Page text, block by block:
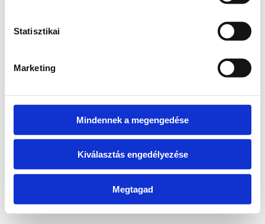
Statisztikai
Marketing
Mindennek a megengedése
Kiválasztás engedélyezése
Megtagad